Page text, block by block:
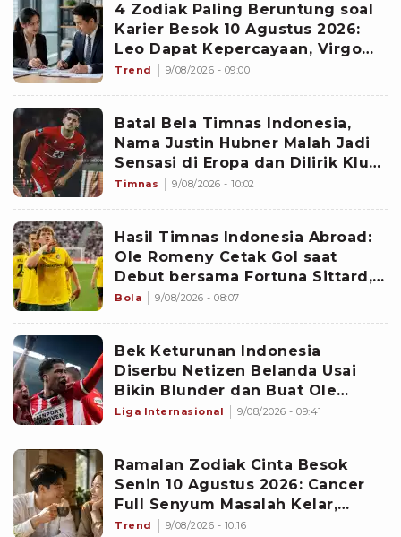
4 Zodiak Paling Beruntung soal
Karier Besok 10 Agustus 2026:
Leo Dapat Kepercayaan, Virgo
Makin Diperhitungkan
Trend 9/08/2026 - 09:00
Batal Bela Timnas Indonesia,
Nama Justin Hubner Malah Jadi
Sensasi di Eropa dan Dilirik Klub
Kasta Teratas
Timnas 9/08/2026 - 10:02
Hasil Timnas Indonesia Abroad:
Ole Romeny Cetak Gol saat
Debut bersama Fortuna Sittard,
Justin Hubner Main Penuh
Bola 9/08/2026 - 08:07
Bek Keturunan Indonesia
Diserbu Netizen Belanda Usai
Bikin Blunder dan Buat Ole
Romeny Cetak Gol Debut di
Liga Internasional 9/08/2026 - 09:41
Ramalan Zodiak Cinta Besok
Senin 10 Agustus 2026: Cancer
Full Senyum Masalah Kelar,
Scorpio Awas Terprovokasi
Trend 9/08/2026 - 10:16